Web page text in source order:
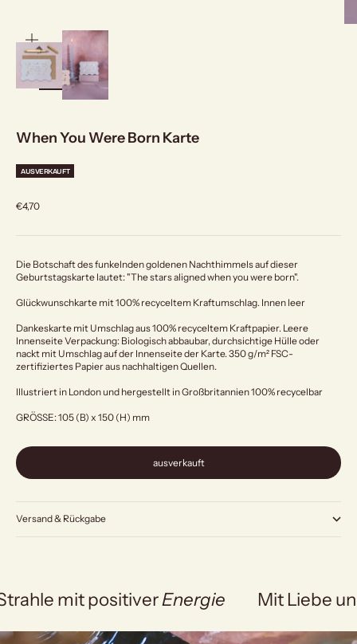
bild
vergrößern
When You Were Born Karte
AUSVERKAUFT
Angebot
€4,70
Die Botschaft des funkelnden goldenen Nachthimmels auf dieser
Geburtstagskarte lautet: "The stars aligned when you were born".
Glückwunschkarte mit 100% recyceltem Kraftumschlag. Innen leer
Dankeskarte mit Umschlag aus 100% recyceltem Kraftpapier. Leere
Innenseite Verpackung: Biologisch abbaubar, durchsichtige Hülle oder
nackt mit Umschlag auf der Innenseite der Karte. 350 g/m² FSC-
zertifiziertes Papier aus nachhaltigen Quellen.
Illustriert in London und hergestellt in Großbritannien 100% recycelbar
GRÖSSE: 105 (B) x 150 (H) mm
ausverkauft
Versand & Rückgabe
mit positiverEnergie Mit Liebe